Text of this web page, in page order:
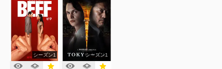
シーズン1 シーズン1